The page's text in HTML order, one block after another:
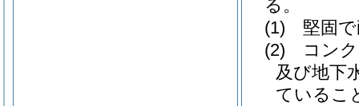
る。
(1)
堅固
(2)
コン
及び地下
ているこ